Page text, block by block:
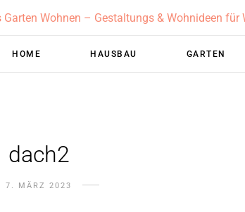
HOME HAUSBAU GARTEN
dach2
7. MÄRZ 2023